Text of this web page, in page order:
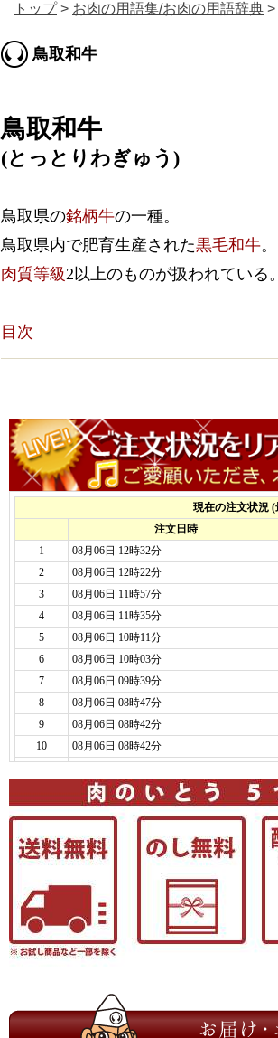
トップ> お肉の用語集/お肉の用語辞典 >
鳥取和牛
鳥取和牛
(とっとりわぎゅう)
鳥取県の銘柄牛の一種。
鳥取県内で肥育生産された黒毛和牛。
肉質等級2以上のものが扱われている。
目次